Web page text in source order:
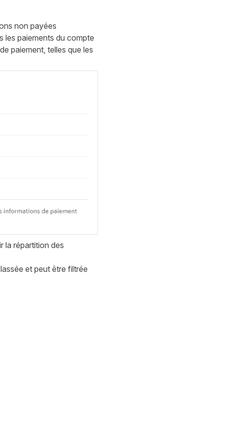
non payées
les paiements du compte
paiement, telles que les
la répartition des
et peut être filtrée